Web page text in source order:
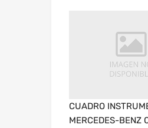
CUADRO
MERCEDES-BENZ